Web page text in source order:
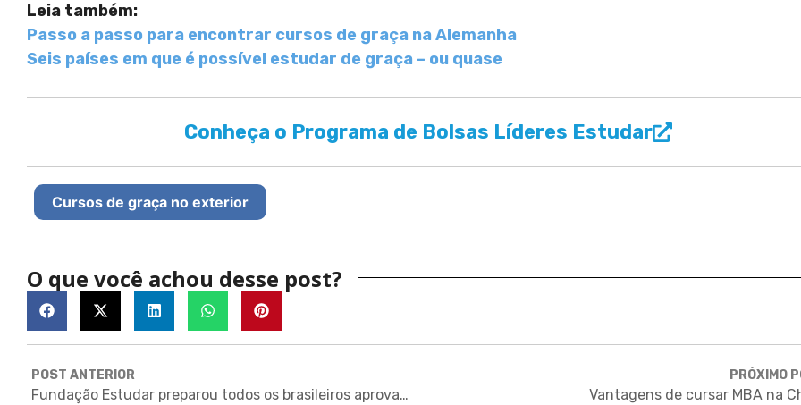
Leia também:
Passo a passo para encontrar cursos de graça na Alemanha
Seis países em que é possível estudar de graça – ou quase
Conheça o Programa de Bolsas Líderes Estudar
Cursos de graça no exterior
O que você achou desse post?
POST ANTERIOR
Fundação Estudar preparou todos os brasileiros aprovados no MIT em 2015
PRÓXIMO
Vantagens de cursar MBA na